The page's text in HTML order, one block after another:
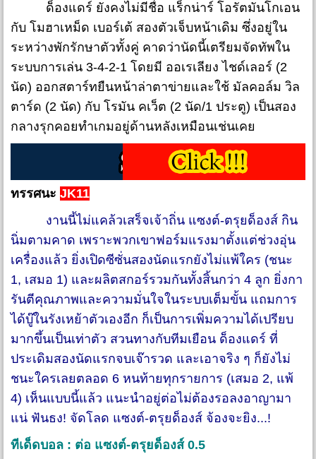
ด็องแดร์ ยังคงไม่มีชื่อ แร็กน่าร์ โอรัตมันโกเอน
กับ โมฮาเหม็ด เบอร์เต้ สองตัวเจ็บหน้าเดิม ซึ่งอยู่ใน
ระหว่างพักรักษาตัวทั้งคู่ คาดว่านัดนี้เตรียมจัดทัพใน
ระบบการเล่น 3-4-2-1 โดยมี ออเรเลียง ไชด์เลอร์ (2
นัด) ออกสตาร์ทยืนหน้าล่าตาข่ายและใช้ มัลคอล์ม วิล
ตาร์ด (2 นัด) กับ โรมัน คเว็ต (2 นัด/1 ประตู) เป็นสอง
กลางรุกคอยทำเกมอยู่ด้านหลังเหมือนเช่นเคย
ทรรศนะ JK11
งานนี้ไม่แคล้วเสร็จเจ้าถิ่น แซงต์-ตรุยด็องส์ กิน
นิ่มตามคาด เพราะพวกเขาฟอร์มแรงมาตั้งแต่ช่วงอุ่น
เครื่องแล้ว ยิ่งเปิดซีซั่นสองนัดแรกยังไม่แพ้ใคร (ชนะ
1, เสมอ 1) และผลิตสกอร์รวมกันทั้งสิ้นกว่า 4 ลูก ยิ่งกา
รันตีคุณภาพและความมั่นใจในระบบเต็มขั้น แถมการ
ได้บู๊ในรังเหย้าตัวเองอีก ก็เป็นการเพิ่มความได้เปรียบ
มากขึ้นเป็นเท่าตัว สวนทางกับทีมเยือน ด็องแดร์ ที่
ประเดิมสองนัดแรกจบเจ๊ารวด และเอาจริง ๆ ก็ยังไม่
ชนะใครเลยตลอด 6 หนท้ายทุกรายการ (เสมอ 2, แพ้
4) เห็นแบบนี้แล้ว แนะนำอยู่ต่อไม่ต้องรอลงอาญามา
แน่ ฟันธง! จัดโลด แซงต์-ตรุยด็องส์ จ้องจะยิง...!
ทีเด็ดบอล : ต่อ แซงต์-ตรุยด็องส์ 0.5